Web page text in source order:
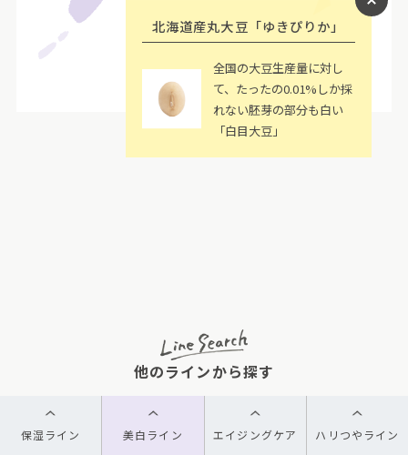
北海道産丸大豆「ゆきぴりか」
全国の大豆生産量に対し
て、たったの0.01%しか採
れない胚芽の部分も白い
「白目大豆」
他のラインから探す
保湿ライン 美白ライン エイジングケア ハリつやライン